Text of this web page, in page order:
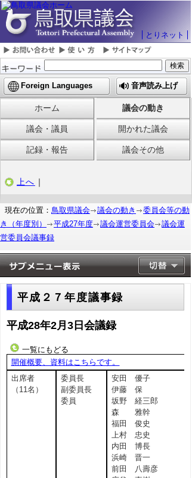
とりネット
Foreign Languages 音声読み上げ
ホーム 議会の動き
議会・議員 開かれた議会
記録・報告 議会その他
上へ ｜
現在の位置： 鳥取県議会 議会の動き
委員会等の動
き（年度別）
平成27年度 議会運営委員会
議会運
営委員会議事録
平成２７年度議事録
平成28年2月3日会議録
一覧にもどる
開催概要、資料はこちらです。
出席者
（11名）
委員長
副委員長
委員
安田 優子
伊藤 保
坂野 経三郎
森 雅幹
福田 俊史
上村 忠史
内田 博長
浜崎 晋一
前田 八壽彦